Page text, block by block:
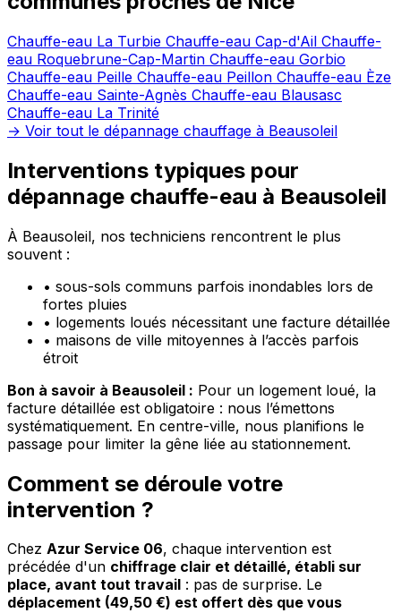
Chauffe-eau La Turbie Chauffe-eau Cap-d'Ail Chauffe-
eau Roquebrune-Cap-Martin Chauffe-eau Gorbio
Chauffe-eau Peille Chauffe-eau Peillon Chauffe-eau Èze
Chauffe-eau Sainte-Agnès Chauffe-eau Blausasc
Chauffe-eau La Trinité
→ Voir tout le dépannage chauffage à Beausoleil
Interventions typiques pour
dépannage chauffe-eau à Beausoleil
À Beausoleil, nos techniciens rencontrent le plus
souvent :
• sous-sols communs parfois inondables lors de
fortes pluies
• logements loués nécessitant une facture détaillée
• maisons de ville mitoyennes à l’accès parfois
étroit
Bon à savoir à Beausoleil : Pour un logement loué, la
facture détaillée est obligatoire : nous l’émettons
systématiquement. En centre-ville, nous planifions le
passage pour limiter la gêne liée au stationnement.
Comment se déroule votre
intervention ?
Chez Azur Service 06, chaque intervention est
précédée d'un chiffrage clair et détaillé, établi sur
place, avant tout travail : pas de surprise. Le
déplacement (49,50 €) est offert dès que vous